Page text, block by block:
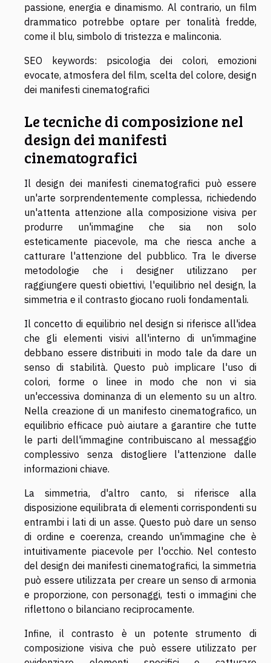
passione, energia e dinamismo. Al contrario, un film
drammatico potrebbe optare per tonalità fredde,
come il blu, simbolo di tristezza e malinconia.
SEO keywords: psicologia dei colori, emozioni
evocate, atmosfera del film, scelta del colore, design
dei manifesti cinematografici
Le tecniche di composizione nel
design dei manifesti
cinematografici
Il design dei manifesti cinematografici può essere
un'arte sorprendentemente complessa, richiedendo
un'attenta attenzione alla composizione visiva per
produrre un'immagine che sia non solo
esteticamente piacevole, ma che riesca anche a
catturare l'attenzione del pubblico. Tra le diverse
metodologie che i designer utilizzano per
raggiungere questi obiettivi, l'equilibrio nel design, la
simmetria e il contrasto giocano ruoli fondamentali.
Il concetto di equilibrio nel design si riferisce all'idea
che gli elementi visivi all'interno di un'immagine
debbano essere distribuiti in modo tale da dare un
senso di stabilità. Questo può implicare l'uso di
colori, forme o linee in modo che non vi sia
un'eccessiva dominanza di un elemento su un altro.
Nella creazione di un manifesto cinematografico, un
equilibrio efficace può aiutare a garantire che tutte
le parti dell'immagine contribuiscano al messaggio
complessivo senza distogliere l'attenzione dalle
informazioni chiave.
La simmetria, d'altro canto, si riferisce alla
disposizione equilibrata di elementi corrispondenti su
entrambi i lati di un asse. Questo può dare un senso
di ordine e coerenza, creando un'immagine che è
intuitivamente piacevole per l'occhio. Nel contesto
del design dei manifesti cinematografici, la simmetria
può essere utilizzata per creare un senso di armonia
e proporzione, con personaggi, testi o immagini che
riflettono o bilanciano reciprocamente.
Infine, il contrasto è un potente strumento di
composizione visiva che può essere utilizzato per